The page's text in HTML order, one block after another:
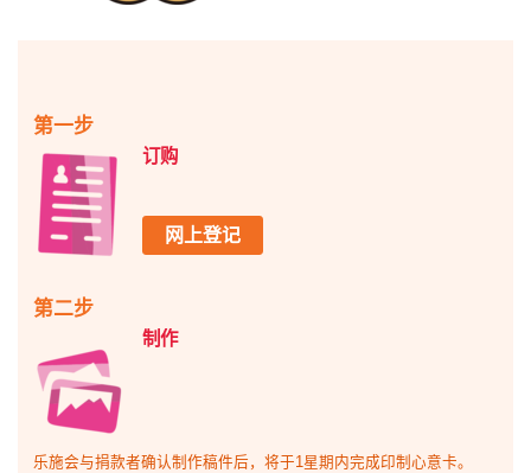
第一步
订购
网上登记
第二步
制作
乐施会与捐款者确认制作稿件后，将于1星期内完成印制心意卡。